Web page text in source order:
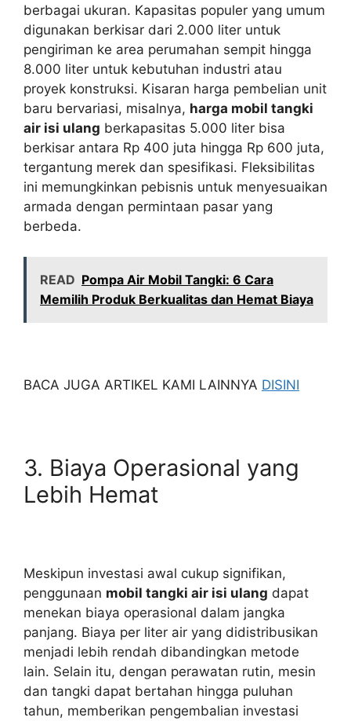
berbagai ukuran. Kapasitas populer yang umum
digunakan berkisar dari 2.000 liter untuk
pengiriman ke area perumahan sempit hingga
8.000 liter untuk kebutuhan industri atau
proyek konstruksi. Kisaran harga pembelian unit
baru bervariasi, misalnya, harga mobil tangki
air isi ulang berkapasitas 5.000 liter bisa
berkisar antara Rp 400 juta hingga Rp 600 juta,
tergantung merek dan spesifikasi. Fleksibilitas
ini memungkinkan pebisnis untuk menyesuaikan
armada dengan permintaan pasar yang
berbeda.
READ Pompa Air Mobil Tangki: 6 Cara
Memilih Produk Berkualitas dan Hemat Biaya
BACA JUGA ARTIKEL KAMI LAINNYA DISINI
3. Biaya Operasional yang
Lebih Hemat
Meskipun investasi awal cukup signifikan,
penggunaan mobil tangki air isi ulang dapat
menekan biaya operasional dalam jangka
panjang. Biaya per liter air yang didistribusikan
menjadi lebih rendah dibandingkan metode
lain. Selain itu, dengan perawatan rutin, mesin
dan tangki dapat bertahan hingga puluhan
tahun, memberikan pengembalian investasi